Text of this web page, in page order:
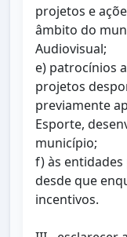
projetos e
âmbito do
Audiovisual;
e) patrocínios
projetos
previamente
Esporte,
município;
f) às
desde que
incentivos.